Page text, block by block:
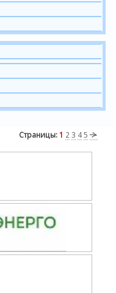
Страницы: 1 2 3 45